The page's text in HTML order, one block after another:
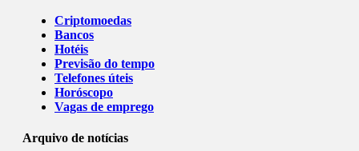
Criptomoedas
Bancos
Hotéis
Previsão do tempo
Telefones úteis
Horóscopo
Vagas de emprego
Arquivo de notícias